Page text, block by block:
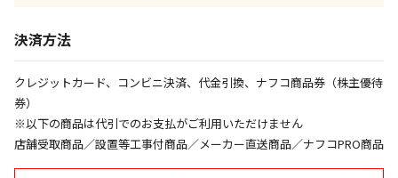
設置工事代金も含まれた商品です
お見積商品です。金額・施工日はお打ち合わせの上、
決定となります。
決済方法
クレジットカード、コンビニ決済、代金引換、ナフコ商品券（株主優待
券）
※以下の商品は代引でのお支払がご利用いただけません
店舗受取商品／設置等工事付商品／メーカー直送商品／ナフコPRO商品